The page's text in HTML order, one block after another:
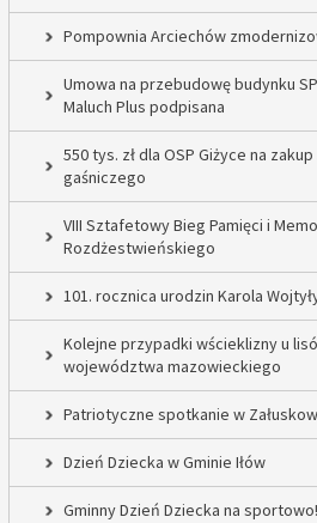
Pompownia Arciechów
Umowa na przebudowę budynku
Maluch Plus podpisana
550 tys. zł dla OSP Giżyce na
gaśniczego
VIII Sztafetowy Bieg Pamięci i
Rozdżestwieńskiego
101. rocznica urodzin Karola
Kolejne przypadki wścieklizny u
województwa mazowieckiego
Patriotyczne spotkanie w
Dzień Dziecka w Gminie Iłów
Gminny Dzień Dziecka na sportowo!